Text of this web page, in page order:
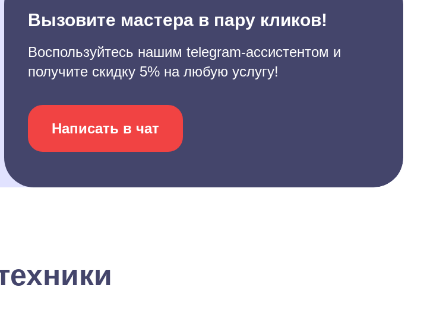
Вызовите мастера в пару кликов!
Воспользуйтесь нашим telegram-ассистентом и
получите скидку 5% на любую услугу!
Написать в чат